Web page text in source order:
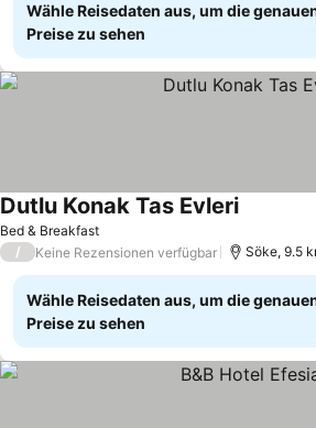
Wähle Reisedaten aus, um die
Preise zu sehen
Bed & Breakfast
Dutlu Konak Tas EvleriPreise
/ Keine Rezensionen verfügbar Söke, 9.5
Wähle Reisedaten aus, um die
Preise zu sehen